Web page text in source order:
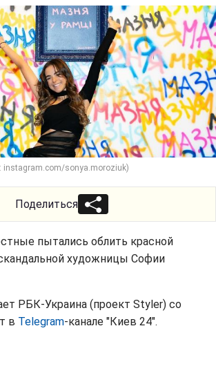
instagram.com/sonya.moroziuk)
Поделиться
пытались облить красной
художницы Софии
РБК-Украина (проект Styler) со
в Telegram-канале "Киев 24".